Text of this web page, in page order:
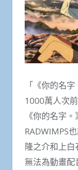
「《你的名
1000萬人次
《你的名字
RADWIMPS
隆之介和上白
無法為動畫